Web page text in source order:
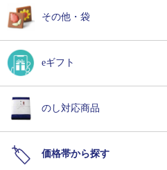
その他・袋
eギフト
のし対応商品
価格帯から探す